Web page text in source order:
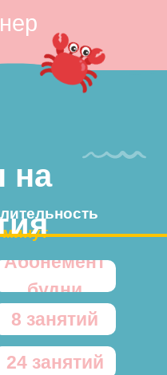
Абонемент
будни
8 занятий
24 занятий
на